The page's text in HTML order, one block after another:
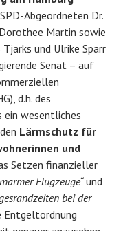
Abgeordneten Dr.
Martin sowie
und Ulrike Sparr
Senat – auf
d.h. des
ein wesentliches
Lärmschutz für
und
Setzen finanzieller
Flugzeuge“und
bei der
Entgeltordnung